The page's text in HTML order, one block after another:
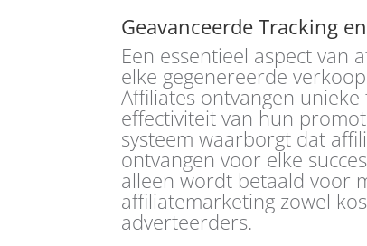
Geavanceerde Tracking
Een essentieel aspect van
elke gegenereerde
Affiliates ontvangen
effectiviteit van hun
systeem waarborgt dat
ontvangen voor elke
alleen wordt betaald voor
affiliatemarketing zowel
adverteerders.